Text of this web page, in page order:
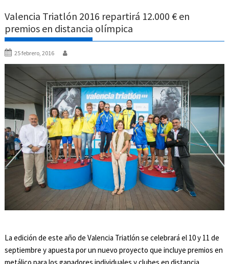
Valencia Triatlón 2016 repartirá 12.000 € en
premios en distancia olímpica
25 febrero, 2016
La edición de este año de Valencia Triatlón se celebrará el 10 y 11 de
septiembre y apuesta por un nuevo proyecto que incluye premios en